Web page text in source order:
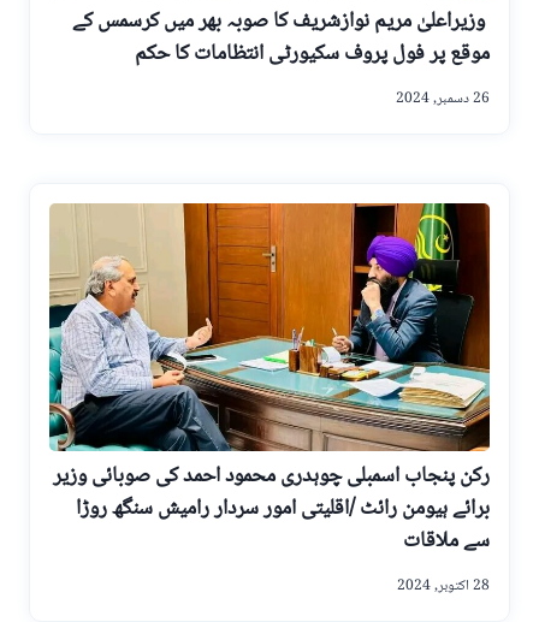
وزیراعلیٰ مریم نوازشریف کا صوبہ بھر میں کرسمس کے
موقع پر فول پروف سکیورٹی انتظامات کا حکم
26 دسمبر, 2024
رکن پنجاب اسمبلی چوہدری محمود احمد کی صوبائی وزیر
برائے ہیومن رائٹ /اقلیتی امور سردار رامیش سنگھ روڑا
سے ملاقات
28 اکتوبر, 2024